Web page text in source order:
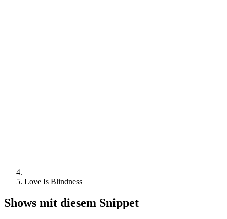
Love Is Blindness
Shows mit diesem Snippet